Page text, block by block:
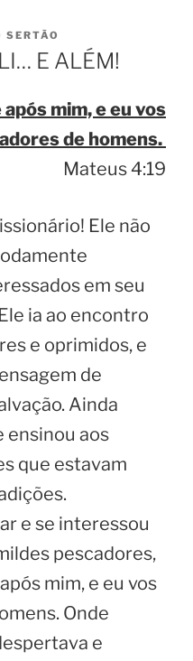
SERTÃO
E ALÉM!
mim, e eu vos
de homens.
Mateus 4:19
Ele não
em seu
ia ao encontro
e oprimidos, e
de
Ainda
ensinou aos
que estavam
e se interessou
pescadores,
mim, e eu vos
Onde
e